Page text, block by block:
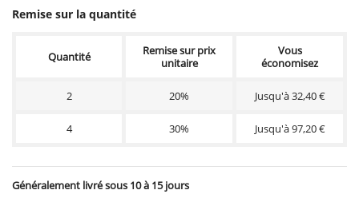
Remise sur la quantité
Quantité
Remise sur prix
unitaire
Vous
économisez
2 20% Jusqu'à 32,40 €
4 30% Jusqu'à 97,20 €
Généralement livré sous 10 à 15 jours